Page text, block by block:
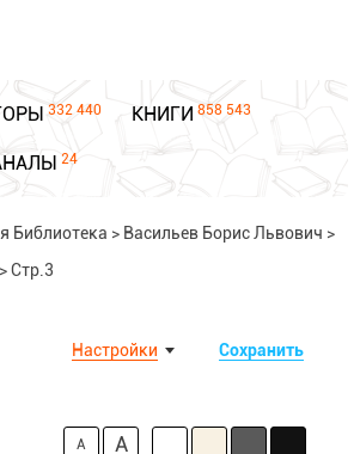
332 440 КНИГИ 858 543
24
Библиотека > Васильев Борис Львович >
>Стр.3
Сохранить
Настройки
A A